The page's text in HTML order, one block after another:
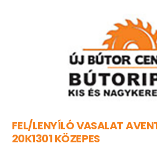
FEL/LENYÍLÓ VASALAT
20K1301 KÖZEPES